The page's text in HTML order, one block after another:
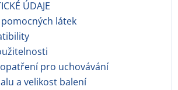
ÚDAJE
pomocných látek
pro uchovávání
a velikost balení